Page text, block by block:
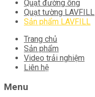
Quạt đường ống
Quạt tường LAVFILL
Sản phẩm LAVFILL
Skip
content
Trang chủ
Sản phẩm
Video trải nghiệm
Liên hệ
Menu